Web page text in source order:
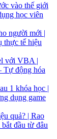
vào thế giới
học viên
người mới |
thực tế hiệu
với VBA |
Tự động hóa
1 khóa học |
dụng game
quả? | Rao
đầu từ đâu